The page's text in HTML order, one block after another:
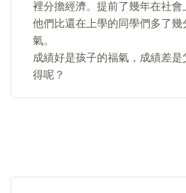
裡分擔經濟。提前了幾年在社
他們比還在上學的同學們多了
氣。
成績好是孩子的福氣，成績差
得呢？